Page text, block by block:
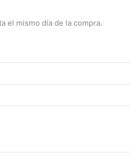
el mismo día de la compra.